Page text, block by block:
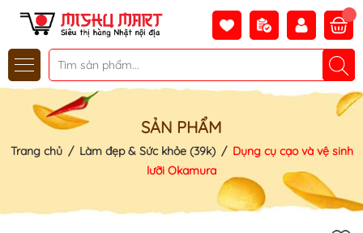
SẢN PHẨM
Trang chủ / Làm đẹp & Sức khỏe (39k) / Dụng cụ cạo và vệ sinh
lưỡi Okamura